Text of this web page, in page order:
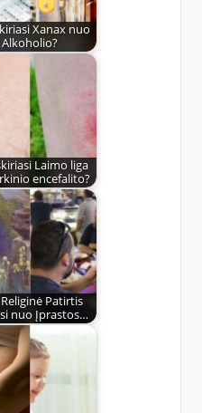
Xanax nuo
Alkoholio?
Laimo liga
encefalito?
Patirtis
nuo Įprastos…